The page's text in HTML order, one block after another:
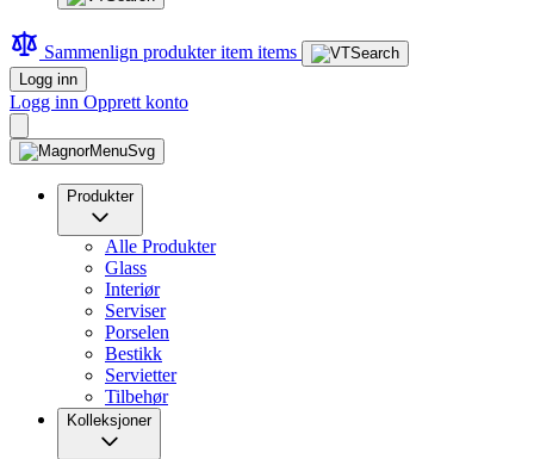
Sammenlign produkteritem items
Logg inn
Logg inn Opprett konto
Produkter
Alle Produkter
Glass
Interiør
Serviser
Porselen
Bestikk
Servietter
Tilbehør
Kolleksjoner